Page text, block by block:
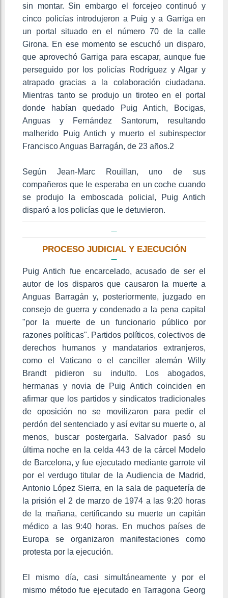
sin montar. Sin embargo el forcejeo continuó y
cinco policías introdujeron a Puig y a Garriga en
un portal situado en el número 70 de la calle
Girona. En ese momento se escuchó un disparo,
que aprovechó Garriga para escapar, aunque fue
perseguido por los policías Rodríguez y Algar y
atrapado gracias a la colaboración ciudadana.
Mientras tanto se produjo un tiroteo en el portal
donde habían quedado Puig Antich, Bocigas,
Anguas y Fernández Santorum, resultando
malherido Puig Antich y muerto el subinspector
Francisco Anguas Barragán, de 23 años.2
Según Jean-Marc Rouillan, uno de sus
compañeros que le esperaba en un coche cuando
se produjo la emboscada policial, Puig Antich
disparó a los policías que le detuvieron.
PROCESO JUDICIAL Y EJECUCIÓN
Puig Antich fue encarcelado, acusado de ser el
autor de los disparos que causaron la muerte a
Anguas Barragán y, posteriormente, juzgado en
consejo de guerra y condenado a la pena capital
"por la muerte de un funcionario público por
razones políticas". Partidos políticos, colectivos de
derechos humanos y mandatarios extranjeros,
como el Vaticano o el canciller alemán Willy
Brandt pidieron su indulto. Los abogados,
hermanas y novia de Puig Antich coinciden en
afirmar que los partidos y sindicatos tradicionales
de oposición no se movilizaron para pedir el
perdón del sentenciado y así evitar su muerte o, al
menos, buscar postergarla. Salvador pasó su
última noche en la celda 443 de la cárcel Modelo
de Barcelona, y fue ejecutado mediante garrote vil
por el verdugo titular de la Audiencia de Madrid,
Antonio López Sierra, en la sala de paquetería de
la prisión el 2 de marzo de 1974 a las 9:20 horas
de la mañana, certificando su muerte un capitán
médico a las 9:40 horas. En muchos países de
Europa se organizaron manifestaciones como
protesta por la ejecución.
El mismo día, casi simultáneamente y por el
mismo método fue ejecutado en Tarragona Georg